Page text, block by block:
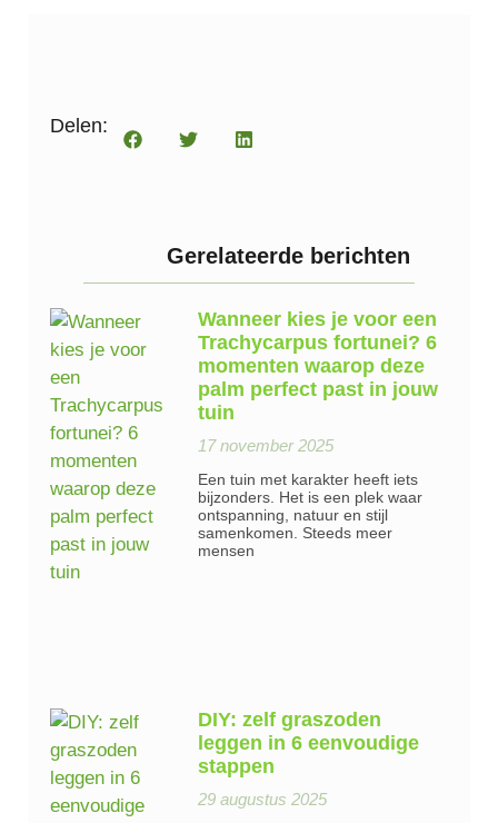
Delen:
Gerelateerde berichten
Wanneer kies je voor een
Trachycarpus fortunei? 6
momenten waarop deze
palm perfect past in jouw
tuin
17 november 2025
Een tuin met karakter heeft iets
bijzonders. Het is een plek waar
ontspanning, natuur en stijl
samenkomen. Steeds meer
mensen
DIY: zelf graszoden
leggen in 6 eenvoudige
stappen
29 augustus 2025